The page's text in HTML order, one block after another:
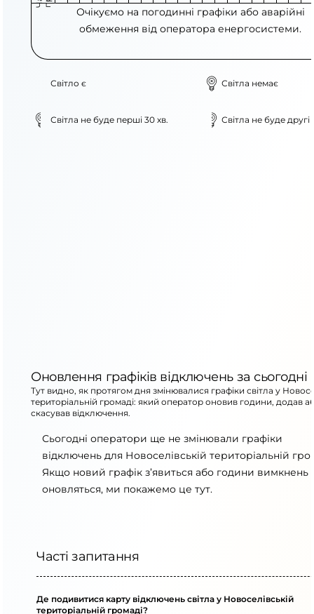
Очікуємо на погодинні графіки або аварійні
обмеження від оператора енергосистеми.
Світло є Світла немає
Світла не буде перші 30 хв. Світла не буде другі
Оновлення графіків відключень за сьогодні
Тут видно, як протягом дня змінювалися графіки світла у
територіальній громаді: який оператор оновив години, додав
скасував відключення.
Сьогодні оператори ще не змінювали графіки
відключень для Новоселівській територіальній
Якщо новий графік з’явиться або години вимкнень
оновляться, ми покажемо це тут.
Часті запитання
Де подивитися карту відключень світла у Новоселівській
територіальній громаді?